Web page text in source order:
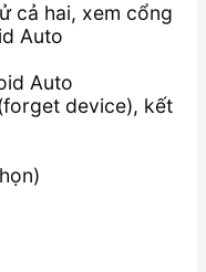
cả hai, xem cổng
Auto
Auto
device), kết